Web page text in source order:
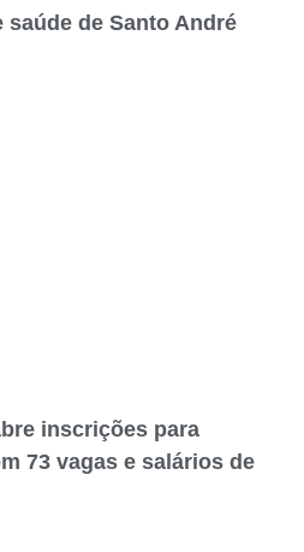
saúde de Santo André
inscrições para
73 vagas e salários de